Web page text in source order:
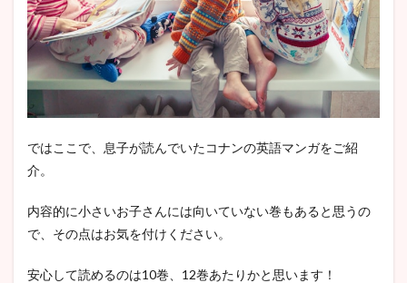
ではここで、息子が読んでいたコナンの英語マンガをご紹
介。
内容的に小さいお子さんには向いていない巻もあると思うの
で、その点はお気を付けください。
安心して読めるのは10巻、12巻あたりかと思います！